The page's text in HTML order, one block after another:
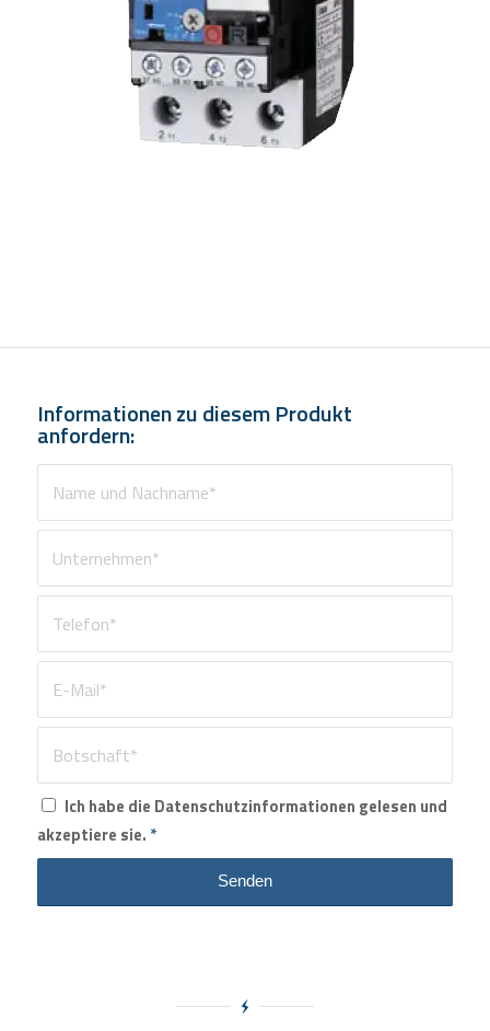
Informationen zu diesem Produkt
anfordern:
Ich habe die Datenschutzinformationen gelesen und
akzeptiere sie. *